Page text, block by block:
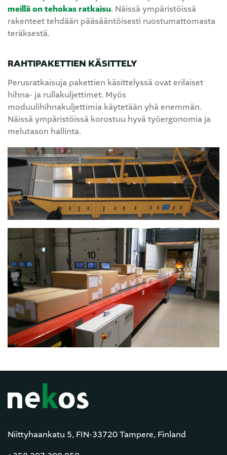
meillä on tehokas ratkaisu. Näissä ympäristöissä
rakenteet tehdään pääsääntöisesti ruostumattomasta
teräksestä.
RAHTIPAKETTIEN KÄSITTELY
Perusratkaisuja pakettien käsittelyssä ovat erilaiset
hihna- ja rullakuljettimet. Myös
moduulihihnakuljettimia käytetään yhä enemmän.
Näissä ympäristöissä korostuu hyvä työergonomia ja
melutason hallinta.
Niittyhaankatu 5, FIN-33720 Tampere, Finland